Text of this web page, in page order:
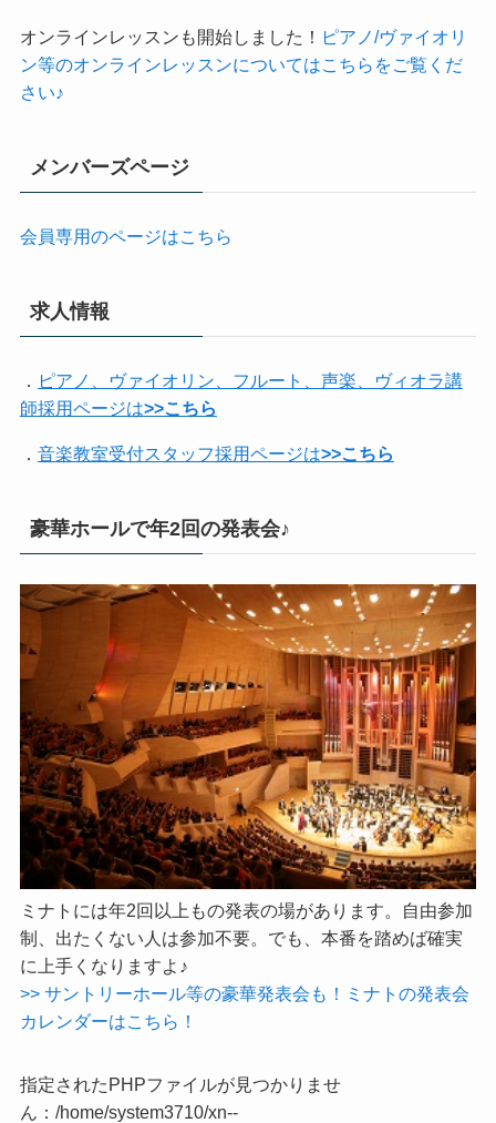
オンラインレッスンも開始しました！ ピアノ/ヴァイオリ
ン等のオンラインレッスンについてはこちらをご覧くだ
さい♪
メンバーズページ
会員専用のページはこちら
求人情報
． ピアノ、ヴァイオリン、フルート、声楽、ヴィオラ講
師採用ページは>>こちら
． 音楽教室受付スタッフ採用ページは>>こちら
豪華ホールで年2回の発表会♪
ミナトには年2回以上もの発表の場があります。自由参加
制、出たくない人は参加不要。でも、本番を踏めば確実
に上手くなりますよ♪
>> サントリーホール等の豪華発表会も！ミナトの発表会
カレンダーはこちら！
指定されたPHPファイルが見つかりませ
ん：/home/system3710/xn--